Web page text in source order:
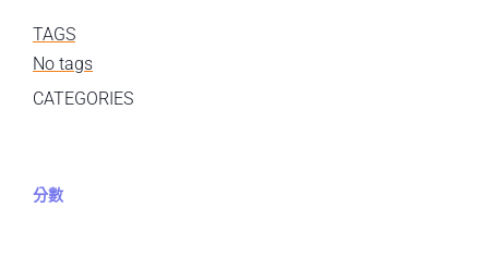
TAGS
No tags
CATEGORIES
分數